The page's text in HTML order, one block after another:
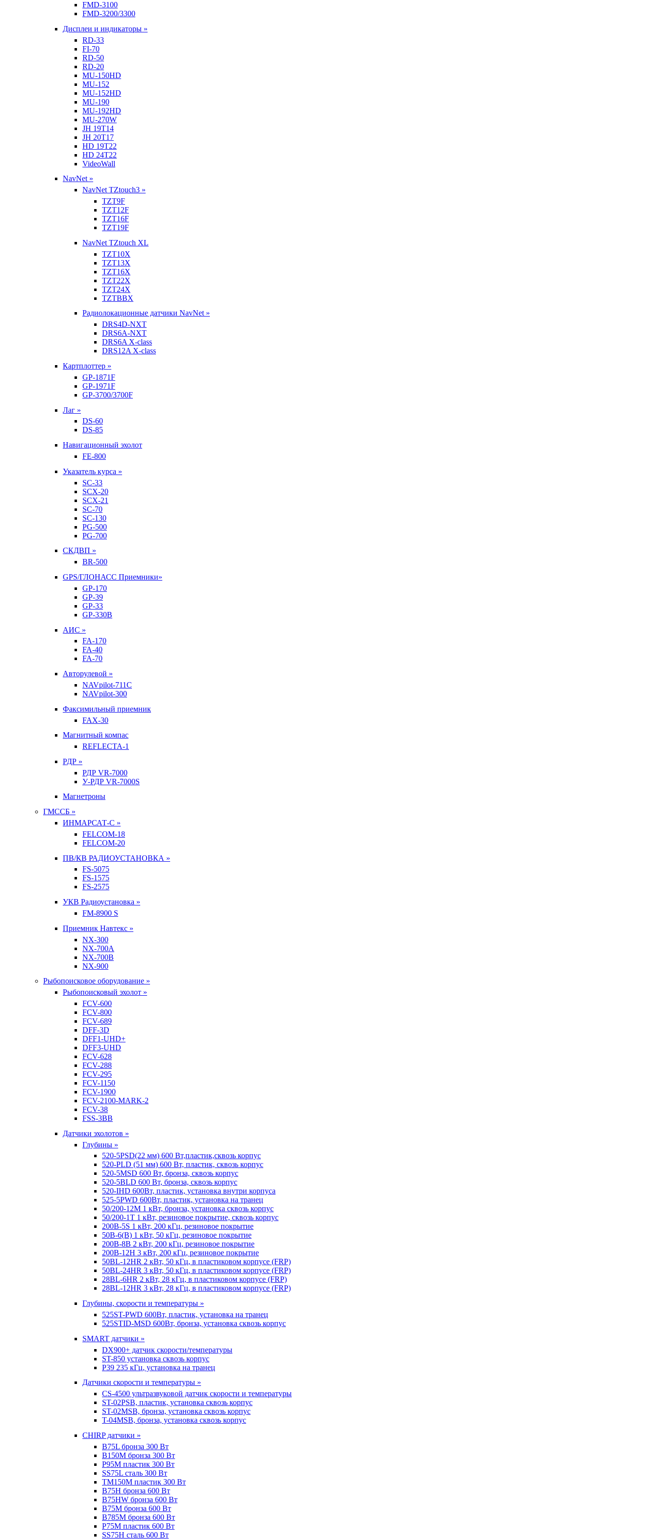
FMD-3100
FMD-3200/3300
Дисплеи и индикаторы »
RD-33
FI-70
RD-50
RD-20
MU-150HD
MU-152
MU-152HD
MU-190
MU-192HD
MU-270W
JH 19T14
JH 20T17
HD 19T22
HD 24T22
VideoWall
NavNet »
NavNet TZtouch3 »
TZT9F
TZT12F
TZT16F
TZT19F
NavNet TZtouch XL
TZT10X
TZT13X
TZT16X
TZT22X
TZT24X
TZTBBX
Радиолокационные датчики NavNet »
DRS4D-NXT
DRS6A-NXT
DRS6A X-class
DRS12A X-class
Картплоттер »
GP-1871F
GP-1971F
GP-3700/3700F
Лаг »
DS-60
DS-85
Навигационный эхолот
FE-800
Указатель курса »
SC-33
SCX-20
SCX-21
SC-70
SC-130
PG-500
PG-700
СКДВП »
BR-500
GPS/ГЛОНАСС Приемники»
GP-170
GP-39
GP-33
GP-330B
АИС »
FA-170
FA-40
FA-70
Авторулевой »
NAVpilot-711С
NAVpilot-300
Факсимильный приемник
FAX-30
Магнитный компас
REFLECTA-1
РДР »
РДР VR-7000
У-РДР VR-7000S
Магнетроны
ГМССБ »
ИНМАРСАТ-С »
FELCOM-18
FELCOM-20
ПВ/КВ РАДИОУСТАНОВКА »
FS-5075
FS-1575
FS-2575
УКВ Радиоустановка »
FM-8900 S
Приемник Навтекс »
NX-300
NX-700A
NX-700B
NX-900
Рыбопоисковое оборудование »
Рыбопоисковый эхолот »
FCV-600
FCV-800
FCV-689
DFF-3D
DFF1-UHD+
DFF3-UHD
FCV-628
FCV-288
FCV-295
FCV-1150
FCV-1900
FCV-2100-MARK-2
FCV-38
FSS-3BB
Датчики эхолотов »
Глубины »
520-5PSD(22 мм) 600 Вт,пластик,сквозь корпус
520-PLD (51 мм) 600 Вт, пластик, сквозь корпус
520-5MSD 600 Вт, бронза, сквозь корпус
520-5BLD 600 Вт, бронза, сквозь корпус
520-IHD 600Вт, пластик, установка внутри корпуса
525-5PWD 600Вт, пластик, установка на транец
50/200-12M 1 кВт, бронза, установка сквозь корпус
50/200-1T 1 кВт, резиновое покрытие, сквозь корпус
200B-5S 1 кВт, 200 кГц, резиновое покрытие
50B-6(B) 1 кВт, 50 кГц, резиновое покрытие
200B-8B 2 кВт, 200 кГц, резиновое покрытие
200B-12H 3 кВт, 200 кГц, резиновое покрытие
50BL-12HR 2 кВт, 50 кГц, в пластиковом корпусе (FRP)
50BL-24HR 3 кВт, 50 кГц, в пластиковом корпусе (FRP)
28BL-6HR 2 кВт, 28 кГц, в пластиковом корпусе (FRP)
28BL-12HR 3 кВт, 28 кГц, в пластиковом корпусе (FRP)
Глубины, скорости и температуры »
525ST-PWD 600Вт, пластик, установка на транец
525STID-MSD 600Вт, бронза, установка сквозь корпус
SMART датчики »
DX900+ датчик скорости/температуры
ST-850 установка сквозь корпус
P39 235 кГц, установка на транец
Датчики скорости и температуры »
CS-4500 ультразвуковой датчик скорости и температуры
ST-02PSB, пластик, установка сквозь корпус
ST-02MSB, бронза, установка сквозь корпус
T-04MSB, бронза, установка сквозь корпус
CHIRP датчики »
B75L бронза 300 Вт
B150M бронза 300 Вт
P95M пластик 300 Вт
SS75L сталь 300 Вт
TM150M пластик 300 Вт
B75H бронза 600 Вт
B75HW бронза 600 Вт
B75M бронза 600 Вт
B785M бронза 600 Вт
P75M пластик 600 Вт
SS75H сталь 600 Вт